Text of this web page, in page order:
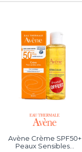
Avène Crème SPF50+
Peaux Sensibles...